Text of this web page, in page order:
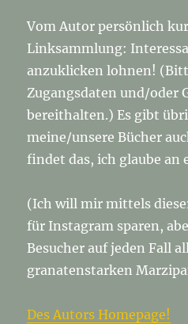
Vom Autor persönlich
Linksammlung:
anzuklicken lohnen!
Zugangsdaten und/oder
bereithalten.) Es gibt
meine/unsere Bücher
findet das, ich glaube an
(Ich will mir mittels
für Instagram sparen,
Besucher auf jeden Fall
granatenstarken
Des Autors Homepage!